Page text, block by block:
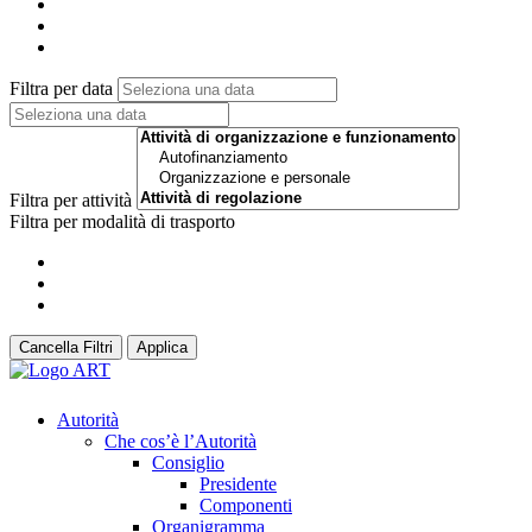
Filtra per data
Filtra per attività
Filtra per modalità di trasporto
Cancella Filtri Applica
Autorità
Che cos’è l’Autorità
Consiglio
Presidente
Componenti
Organigramma